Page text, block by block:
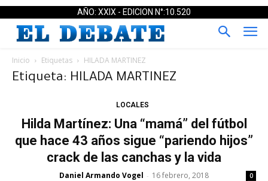
AÑO: XXIX - EDICION N°:10.520
Inicio Etiquetas HILADA MARTINEZ
Etiqueta: HILADA MARTINEZ
LOCALES
Hilda Martínez: Una “mamá” del fútbol
que hace 43 años sigue “pariendo hijos”
crack de las canchas y la vida
Daniel Armando Vogel - 16 febrero, 2018 0